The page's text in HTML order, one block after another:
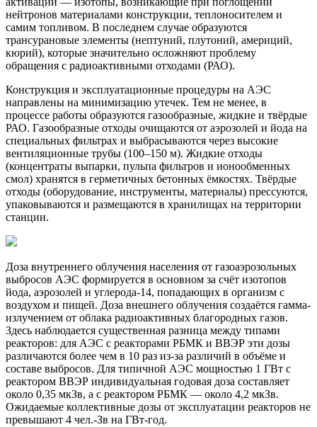
нейтронов материалами конструкции, теплоносителем и
самим топливом. В последнем случае образуются
трансурановые элементы (нептуний, плутоний, америций,
кюрий), которые значительно осложняют проблему
обращения с радиоактивными отходами (РАО).
Конструкция и эксплуатационные процедуры на АЭС
направлены на минимизацию утечек. Тем не менее, в
процессе работы образуются газообразные, жидкие и твёрдые
РАО. Газообразные отходы очищаются от аэрозолей и йода на
специальных фильтрах и выбрасываются через высокие
вентиляционные трубы (100–150 м). Жидкие отходы
(концентраты выпарки, пульпа фильтров и ионообменных
смол) хранятся в герметичных бетонных ёмкостях. Твёрдые
отходы (оборудование, инструменты, материалы) прессуются,
упаковываются и размещаются в хранилищах на территории
станции.
Доза внутреннего облучения населения от газоаэрозольных
выбросов АЭС формируется в основном за счёт изотопов
йода, аэрозолей и углерода-14, попадающих в организм с
воздухом и пищей. Доза внешнего облучения создаётся гамма-
излучением от облака радиоактивных благородных газов.
Здесь наблюдается существенная разница между типами
реакторов: для АЭС с реакторами РБМК и ВВЭР эти дозы
различаются более чем в 10 раз из-за различий в объёме и
составе выбросов. Для типичной АЭС мощностью 1 ГВт с
реактором ВВЭР индивидуальная годовая доза составляет
около 0,35 мкЗв, а с реактором РБМК — около 4,2 мкЗв.
Ожидаемые коллективные дозы от эксплуатации реакторов не
превышают 4 чел.-Зв на ГВт-год.